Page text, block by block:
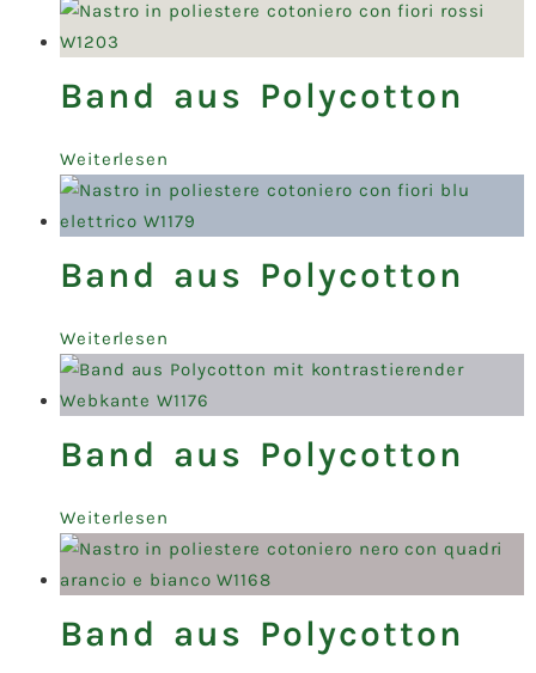
Band aus Polycotton
Weiterlesen
Band aus Polycotton
Weiterlesen
Band aus Polycotton
Weiterlesen
Band aus Polycotton